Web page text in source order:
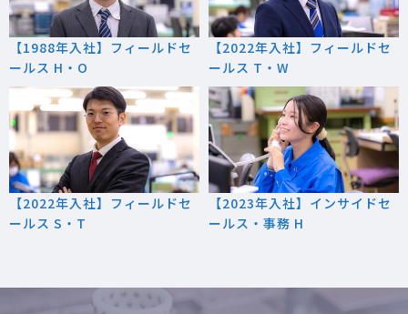
【1988年入社】フィールドセ
ールス H・O
【2022年入社】フィールドセ
ールス T・W
【2022年入社】フィールドセ
ールス S・T
【2023年入社】インサイドセ
ールス・事務 H